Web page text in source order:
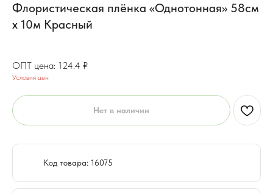
Флористическая плёнка «Однотонная» 58см
х 10м Красный
124.4 ₽
Условия цен
Нет в наличии
Код товара: 16075